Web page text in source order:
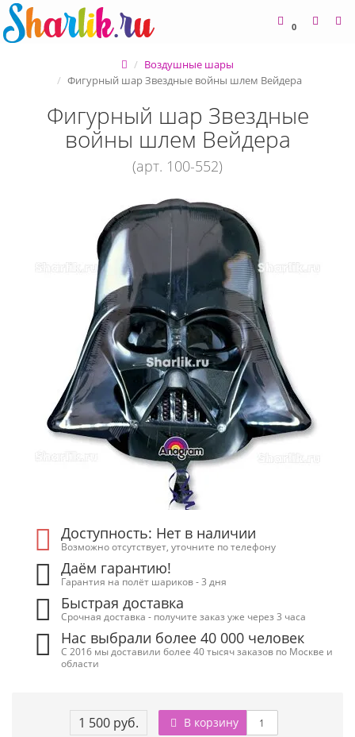
0
Воздушные шары
Фигурный шар Звездные войны шлем Вейдера
Фигурный шар Звездные
войны шлем Вейдера
(арт. 100-552)
Доступность: Нет в наличии
Возможно отсутствует, уточните по телефону
Даём гарантию!
Гарантия на полёт шариков - 3 дня
Быстрая доставка
Срочная доставка - получите заказ уже через 3 часа
Нас выбрали более 40 000 человек
С 2016 мы доставили более 40 тысяч заказов по Москве и
области
1 500 руб. В корзину